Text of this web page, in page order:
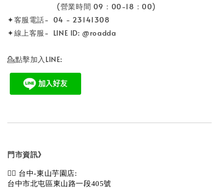
(營業時間 09：00-18：00)
✦客服電話- 04 - 23141308
✦線上客服- LINE ID: @roadda
💁點擊加入LINE:
門市資訊》
💁‍♀️ 台中-東山芋園店:
台中市北屯區東山路一段405號